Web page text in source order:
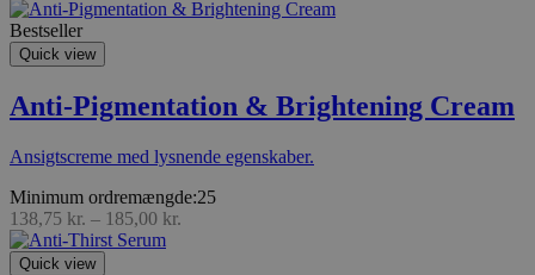
Bestseller
Quick view
Anti-Pigmentation & Brightening Cream
Ansigtscreme med lysnende egenskaber.
Minimum ordremængde:25
138,75 kr. – 185,00 kr.
Quick view